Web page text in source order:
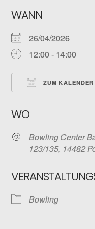
WANN
26/04/2026
12:00 - 14:00
ZUM
WO
Bowling Center
123/135, 14482
Bowling